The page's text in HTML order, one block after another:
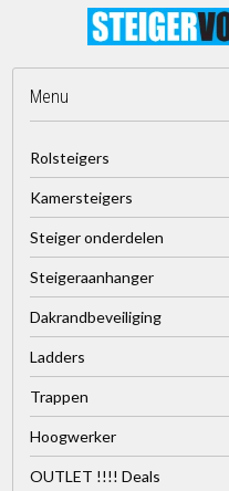
Menu
Rolsteigers
Kamersteigers
Steiger onderdelen
Steigeraanhanger
Dakrandbeveiliging
Ladders
Trappen
Hoogwerker
OUTLET !!!! Deals